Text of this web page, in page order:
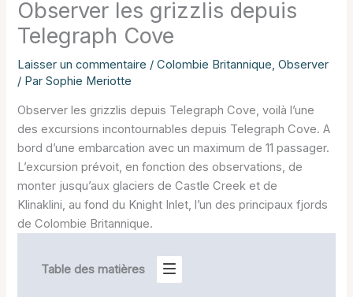
Observer les grizzlis depuis
Telegraph Cove
Laisser un commentaire /Colombie Britannique,Observer
/ ParSophie Meriotte
Observer les grizzlis depuis Telegraph Cove, voilà l’une
des excursions incontournables depuis Telegraph Cove. A
bord d’une embarcation avec un maximum de 11 passager.
L’excursion prévoit, en fonction des observations, de
monter jusqu’aux glaciers de Castle Creek et de
Klinaklini, au fond du Knight Inlet, l’un des principaux fjords
de Colombie Britannique.
Table des matières